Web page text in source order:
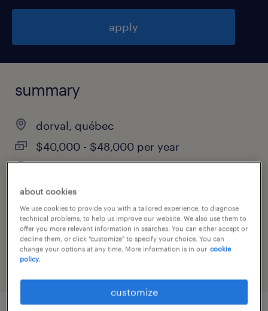
apply
summary
dorval, québec
$40,000 - $48,000 per year
permanent
job category
administrative & support services
about cookies
We use cookies to provide you with a tailored experience, to diagnose
technical problems, to help us improve our website. We also use them to
offer you more relevant information in searches. You can either accept or
decline them, or click "customize" to specify your choice. You can
change your options at any time. More information is in our cookie
policy.
customize